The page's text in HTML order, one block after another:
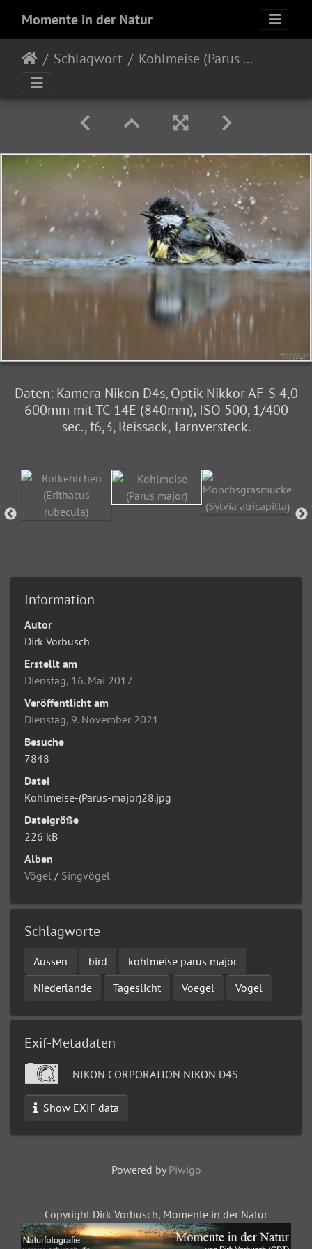
Momente in der Natur
Schlagwort Kohlmeise (Parus major)
Daten: Kamera Nikon D4s, Optik Nikkor AF-S 4,0
600mm mit TC-14E (840mm), ISO 500, 1/400
sec., f6,3, Reissack, Tarnversteck.
Information
Autor
Dirk Vorbusch
Erstellt am
Dienstag, 16. Mai 2017
Veröffentlicht am
Dienstag, 9. November 2021
Besuche
7848
Datei
Kohlmeise-(Parus-major)28.jpg
Dateigröße
226 kB
Alben
Vögel / Singvögel
Schlagworte
Aussen bird
kohlmeise parus major
Niederlande
Tageslicht Voegel Vogel
Exif-Metadaten
NIKON CORPORATION NIKON D4S
Show EXIF data
Powered by Piwigo
Copyright Dirk Vorbusch, Momente in der Natur